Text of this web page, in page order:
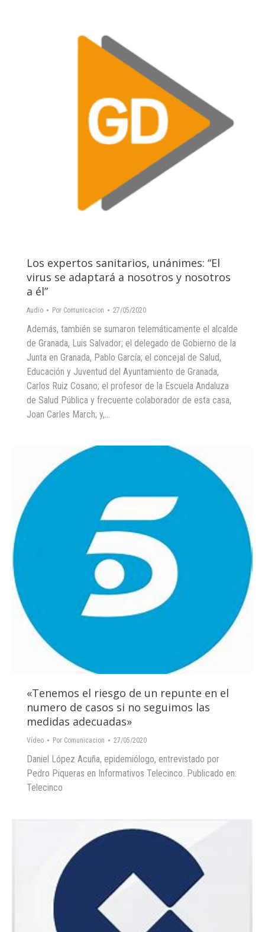
Los expertos sanitarios, unánimes: “El
virus se adaptará a nosotros y nosotros
a él”
Audio Por Comunicacion 27/05/2020
Además, también se sumaron telemáticamente el alcalde
de Granada, Luis Salvador; el delegado de Gobierno de la
Junta en Granada, Pablo García; el concejal de Salud,
Educación y Juventud del Ayuntamiento de Granada,
Carlos Ruiz Cosano; el profesor de la Escuela Andaluza
de Salud Pública y frecuente colaborador de esta casa,
Joan Carles March; y,…
«Tenemos el riesgo de un repunte en el
numero de casos si no seguimos las
medidas adecuadas»
Vídeo Por Comunicacion 27/05/2020
Daniel López Acuña, epidemiólogo, entrevistado por
Pedro Piqueras en Informativos Telecinco. Publicado en:
Telecinco